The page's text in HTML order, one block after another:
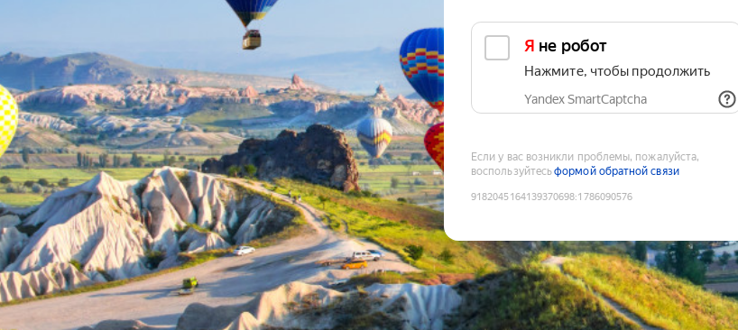
Я не робот
Нажмите, чтобы продолжить
Yandex SmartCaptcha
Если у вас возникли проблемы, пожалуйста,
воспользуйтесьформой обратной связи
9182045164139370698:1786090576